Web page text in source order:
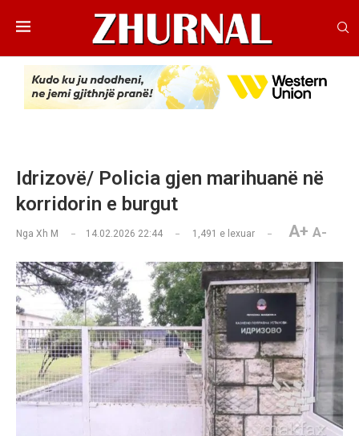
Idrizovë/ Policia gjen marihuanë në
korridorin e burgut
Nga Xh M 14.02.2026 22:44 1,491 e lexuar A+ A-